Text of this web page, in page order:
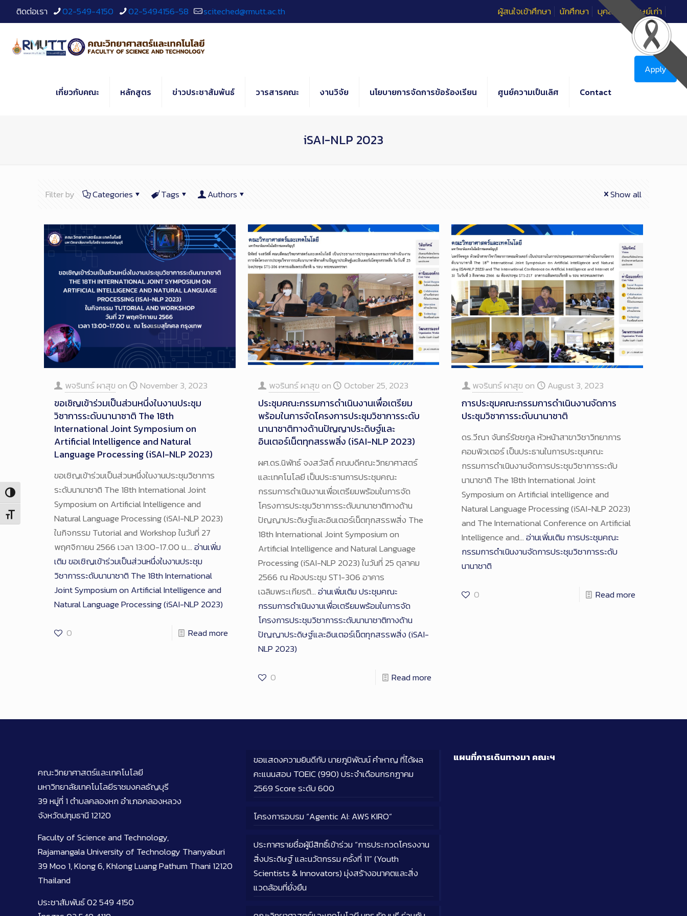
to
Content
Toggle High Contrast
Toggle Font size
ติดต่อเรา 02-549-4150 02-5494156-58 sciteched@rmutt.ac.th ผู้สนใจเข้าศึกษา นักศึกษา บุคลากร ศิษย์เก่า
เกี่ยวกับคณะ หลักสูตร ข่าวประชาสัมพันธ์ วารสารคณะ งานวิจัย นโยบายการจัดการข้อร้องเรียน ศูนย์ความเป็นเลิศ Contact
Apply
iSAI-NLP 2023
Filter by Categories Tags Authors Show all
พจรินทร์ ผาสุข on November 3, 2023
ขอเชิญเข้าร่วมเป็นส่วนหนึ่งในงานประชุม
วิชาการระดับนานาชาติ The 18th
International Joint Symposium on
Artificial Intelligence and Natural
Language Processing (iSAI-NLP 2023)
ขอเชิญเข้าร่วมเป็นส่วนหนึ่งในงานประชุมวิชาการ
ระดับนานาชาติ The 18th International Joint
Symposium on Artificial Intelligence and
Natural Language Processing (iSAI-NLP 2023)
ในกิจกรรม Tutorial and Workshop ในวันที่ 27
พฤศจิกายน 2566 เวลา 13:00-17.00 น.…อ่านเพิ่ม
เติมขอเชิญเข้าร่วมเป็นส่วนหนึ่งในงานประชุม
วิชาการระดับนานาชาติ The 18th International
Joint Symposium on Artificial Intelligence and
Natural Language Processing (iSAI-NLP 2023)
0 Read more
พจรินทร์ ผาสุข on October 25, 2023
ประชุมคณะกรรมการดำเนินงานเพื่อเตรียม
พร้อมในการจัดโครงการประชุมวิชาการระดับ
นานาชาติทางด้านปัญญาประดิษฐ์และ
อินเตอร์เน็ตทุกสรรพสิ่ง (iSAI-NLP 2023)
ผศ.ดร.นิพัทธ์ จงสวัสดิ์ คณบดีคณะวิทยาศาสตร์
และเทคโนโลยี เป็นประธานการประชุมคณะ
กรรมการดำเนินงานเพื่อเตรียมพร้อมในการจัด
โครงการประชุมวิชาการระดับนานาชาติทางด้าน
ปัญญาประดิษฐ์และอินเตอร์เน็ตทุกสรรพสิ่ง The
18th International Joint Symposium on
Artificial Intelligence and Natural Language
Processing (iSAI-NLP 2023) ในวันที่ 25 ตุลาคม
2566 ณ ห้องประชุม ST1-306 อาคาร
เฉลิมพระเกียรติ…อ่านเพิ่มเติมประชุมคณะ
กรรมการดำเนินงานเพื่อเตรียมพร้อมในการจัด
โครงการประชุมวิชาการระดับนานาชาติทางด้าน
ปัญญาประดิษฐ์และอินเตอร์เน็ตทุกสรรพสิ่ง (iSAI-
NLP 2023)
0 Read more
พจรินทร์ ผาสุข on August 3, 2023
การประชุมคณะกรรมการดำเนินงานจัดการ
ประชุมวิชาการระดับนานาชาติ
ดร.วีณา จันทร์รัชชกูล หัวหน้าสาขาวิชาวิทยาการ
คอมพิวเตอร์ เป็นประธานในการประชุมคณะ
กรรมการดำเนินงานจัดการประชุมวิชาการระดับ
นานาชาติ The 18th International Joint
Symposium on Artificial intelligence and
Natural Language Processing (iSAI-NLP 2023)
and The International Conference on Artificial
Intelligence and…อ่านเพิ่มเติม การประชุมคณะ
กรรมการดำเนินงานจัดการประชุมวิชาการระดับ
นานาชาติ
0 Read more
คณะวิทยาศาสตร์และเทคโนโลยี
มหาวิทยาลัยเทคโนโลยีราชมงคลธัญบุรี
39 หมู่ที่ 1 ตำบลคลองหก อำเภอคลองหลวง
จังหวัดปทุมธานี 12120
Faculty of Science and Technology,
Rajamangala University of Technology Thanyaburi
39 Moo 1, Klong 6, Khlong Luang Pathum Thani 12120
Thailand
ประชาสัมพันธ์ 02 549 4150
ขอแสดงความยินดีกับ นายภูมิพัฒน์ คำหาญ ที่ได้ผล
คะแนนสอบ TOEIC (990) ประจำเดือนกรกฎาคม
2569 Score ระดับ 600
โครงการอบรม “Agentic AI: AWS KIRO”
ประกาศรายชื่อผู้มีสิทธิ์เข้าร่วม “การประกวดโครงงาน
สิ่งประดิษฐ์ และนวัตกรรม ครั้งที่ 11” (Youth
Scientists & Innovators) มุ่งสร้างอนาคตและสิ่ง
แวดล้อมที่ยั่งยืน
แผนที่การเดินทางมาคณะฯ